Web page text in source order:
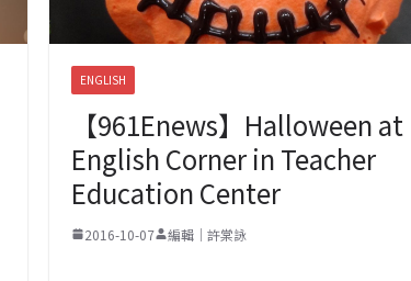
ENGLISH
【961Enews】Halloween at
English Corner in Teacher
Education Center
2016-10-07 編輯｜許棠詠